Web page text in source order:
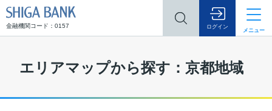
金融機関コード：0157 ログイン
メニュー
エリアマップから探す：京都地域